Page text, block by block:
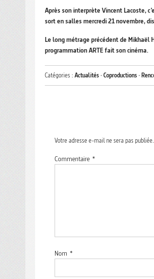
Après son interprète Vincent Lacoste,
sort en salles mercredi 21 novembre,
Le long métrage précédent de Mikhaël
programmation ARTE fait son cinéma.
Catégories : Actualités ·Coproductions ·
Votre adresse e-mail ne sera pas publiée.
Commentaire *
Nom *